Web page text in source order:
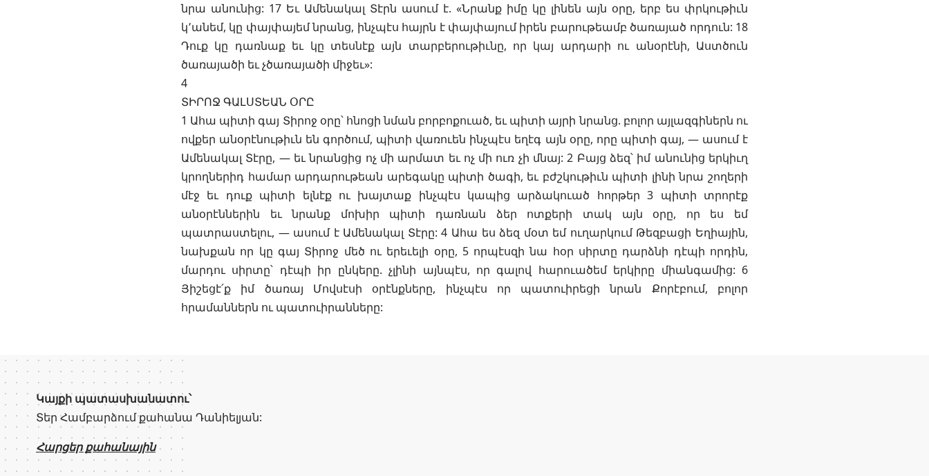
նրա անունից: 17 Եւ Ամենակալ Տէրն ասում է. «Նրանք իմը կը լինեն այն օրը, երբ ես փրկութիւն
կ՚անեմ, կը փայփայեմ նրանց, ինչպէս հայրն է փայփայում իրեն բարութեամբ ծառայած որդուն: 18
Դուք կը դառնաք եւ կը տեսնէք այն տարբերութիւնը, որ կայ արդարի ու անօրէնի, Աստծուն
ծառայածի եւ չծառայածի միջեւ»:
4
ՏԻՐՈՋ ԳԱԼՍՏԵԱՆ ՕՐԸ
1 Ահա պիտի գայ Տիրոջ օրը՝ հնոցի նման բորբոքուած, եւ պիտի այրի նրանց. բոլոր այլազգիներն ու
ովքեր անօրէնութիւն են գործում, պիտի վառուեն ինչպէս եղէգ այն օրը, որը պիտի գայ, — ասում է
Ամենակալ Տէրը, — եւ նրանցից ոչ մի արմատ եւ ոչ մի ուռ չի մնայ: 2 Բայց ձեզ՝ իմ անունից երկիւղ
կրողներիդ համար արդարութեան արեգակը պիտի ծագի, եւ բժշկութիւն պիտի լինի նրա շողերի
մէջ եւ դուք պիտի ելնէք ու խայտաք ինչպէս կապից արձակուած հորթեր 3 պիտի տրորէք
անօրէններին եւ նրանք մոխիր պիտի դառնան ձեր ոտքերի տակ այն օրը, որ ես եմ
պատրաստելու, — ասում է Ամենակալ Տէրը: 4 Ահա ես ձեզ մօտ եմ ուղարկում Թեզբացի Եղիային,
նախքան որ կը գայ Տիրոջ մեծ ու երեւելի օրը, 5 որպէսզի նա հօր սիրտը դարձնի դէպի որդին,
մարդու սիրտը՝ դէպի իր ընկերը. չլինի այնպէս, որ գալով հարուածեմ երկիրը միանգամից: 6
Յիշեցէ՛ք իմ ծառայ Մովսէսի օրէնքները, ինչպէս որ պատուիրեցի նրան Քորէբում, բոլոր
հրամաններն ու պատուիրանները:
Կայքի պատասխանատու՝
Տեր Համբարձում քահանա Դանիելյան:
Հարցեր քահանային